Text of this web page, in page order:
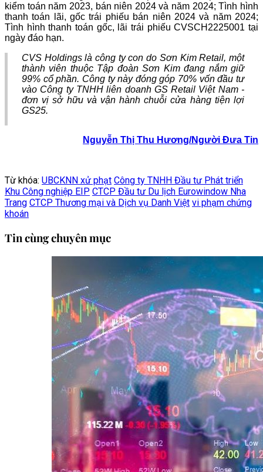
kiểm toán năm 2023, bán niên 2024 và năm 2024; Tình hình
thanh toán lãi, gốc trái phiếu bán niên 2024 và năm 2024;
Tình hình thanh toán gốc, lãi trái phiếu CVSCH2225001 tại
ngày đáo hạn.
CVS Holdings là công ty con do Sơn Kim Retail, một
thành viên thuộc Tập đoàn Sơn Kim đang nắm giữ
99% cổ phần. Công ty này đóng góp 70% vốn đầu tư
vào Công ty TNHH liên doanh GS Retail Việt Nam -
đơn vị sở hữu và vận hành chuỗi cửa hàng tiện lợi
GS25.
Nguyễn Thị Thu Hương/Người Đưa Tin
Từ khóa: UBCKNN xử phạt Công ty TNHH Đầu tư Phát triển
Khu Công nghiệp EIP CTCP Đầu tư Du lịch Eurowindow Nha
Trang CTCP Thương mại và Dịch vụ Danh Việt vi phạm chứng
khoán
Tin cùng chuyên mục